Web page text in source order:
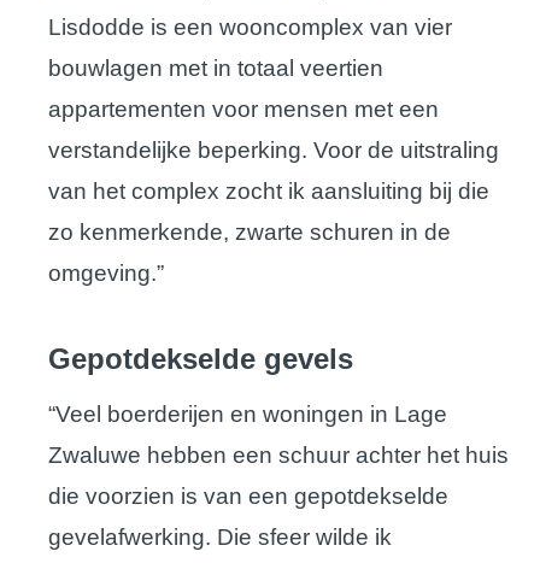
Lisdodde is een wooncomplex van vier
bouwlagen met in totaal veertien
appartementen voor mensen met een
verstandelijke beperking. Voor de uitstraling
van het complex zocht ik aansluiting bij die
zo kenmerkende, zwarte schuren in de
omgeving.”
Gepotdekselde gevels
“Veel boerderijen en woningen in Lage
Zwaluwe hebben een schuur achter het huis
die voorzien is van een gepotdekselde
gevelafwerking. Die sfeer wilde ik